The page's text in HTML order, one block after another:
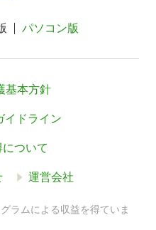
パソコン版
基本方針
イドライン
ついて
運営会社
ラムによる収益を得ていま